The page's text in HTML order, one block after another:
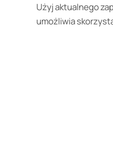
Użyj aktualnego
umożliwia